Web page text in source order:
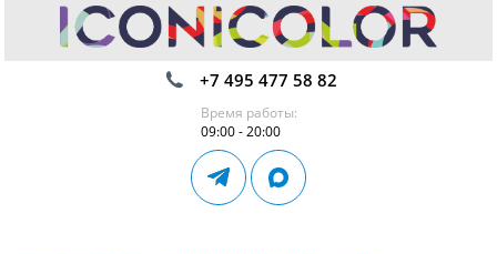
+7 495 477 58 82
Время работы:
09:00 - 20:00